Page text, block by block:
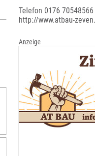
Telefon 0176 70548566
http://www.atbau-
Anzeige